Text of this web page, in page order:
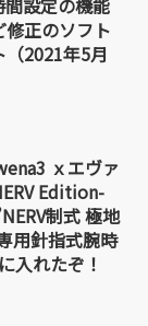
設定の機能
正のソフト
2021年5月
ｘエヴァ
Edition-
制式 極地
用針指式腕時
入れたぞ！